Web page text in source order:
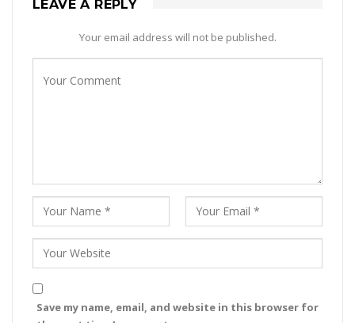
LEAVE A REPLY
Your email address will not be published.
Save my name, email, and website in this browser for